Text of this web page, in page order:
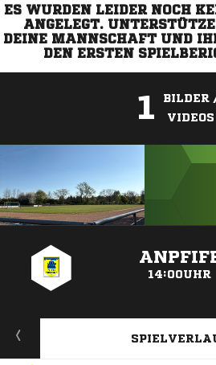
ES WURDEN LEIDER NOCH
ANGELEGT.
DEINE MANNSCHAFT UND
DEN ERSTEN
1
BILDER
VIDEOS
14:00UHR